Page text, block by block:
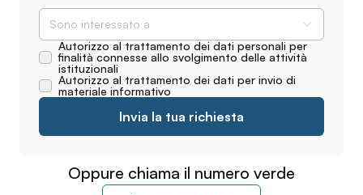
Sono interessato a
Autorizzo al trattamento dei dati personali per
finalità connesse allo svolgimento delle attività
istituzionali
Autorizzo al trattamento dei dati per invio di
materiale informativo
Invia la tua richiesta
Oppure chiama il numero verde